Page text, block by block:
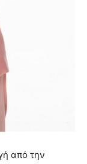
από την